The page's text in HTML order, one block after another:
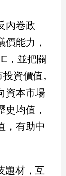
內卷政
價能力，
，並把關
資價值。
資本市場
史均值，
，有助中
題材，互